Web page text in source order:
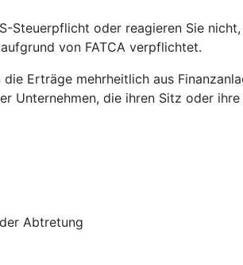
Steuerpflicht oder reagieren Sie
von FATCA verpflichtet.
Erträge mehrheitlich aus
Unternehmen, die ihren Sitz oder
Abtretung